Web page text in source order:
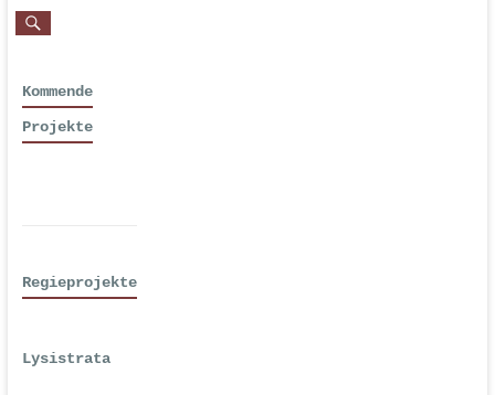
Kommende
Projekte
Regieprojekte
Lysistrata